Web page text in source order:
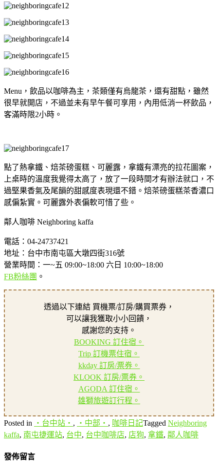
Menu，飲品以咖啡為主，茶類僅有烏龍茶，還有甜點，雖然
很早就開店，不過並未有早午餐可享用，內用低消一杯飲品，
客滿時限2小時。
點了熱拿鐵、焙茶磅蛋糕、可麗露，拿鐵有漂亮的拉花圖案，
上桌時的溫度我覺得太高了，放了一段時間才有辦法就口，不
過堅果香氣及尾韻的甜感度表現還不錯。焙茶磅蛋糕茶香濃口
感偏紮實。可麗露外表偏軟可惜了些。
鄰人咖啡 Neighboring kaffa
電話：04-24737421
地址：台中市南屯區大墩四街316號
營業時間：一~五 09:00~18:00 六日 10:00~18:00
FB粉絲團 。
透過以下連結 買機票/訂房/購買票券，
可以讓我獲取小小回饋，
感謝您的支持。
BOOKING 訂住宿。
Trip 訂機票住宿。
kkday 訂房/票券。
KLOOK 訂房/票券。
AGODA 訂住宿。
雄獅旅遊訂行程。
Posted in ‧台中站‧ , ‧中部‧ , 咖啡日記Tagged Neighboring
kaffa, 南屯捷運站, 台中, 台中咖啡店, 店狗, 拿鐵, 鄰人咖啡
發佈留言